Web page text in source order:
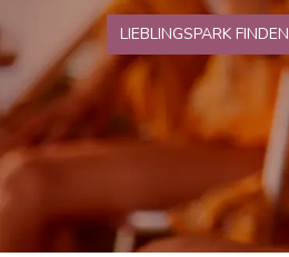
LIEBLINGSPARK FINDEN